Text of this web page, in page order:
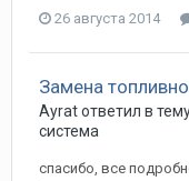
26 августа 2014
Замена
Ayratответил в
система
спасибо, все